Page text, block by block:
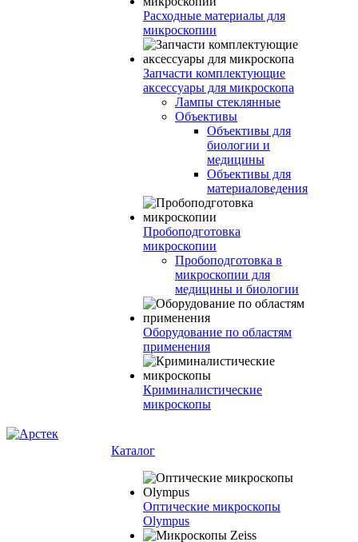
Расходные материалы для
микроскопии
Запчасти комплектующие
аксессуары для микроскопа
Лампы стеклянные
Объективы
Объективы для
биологии и
медицины
Объективы для
материаловедения
Пробоподготовка
микроскопии
Пробоподготовка в
микроскопии для
медицины и биологии
Оборудование по областям
применения
Криминалистические
микроскопы
Каталог
Оптические микроскопы
Olympus